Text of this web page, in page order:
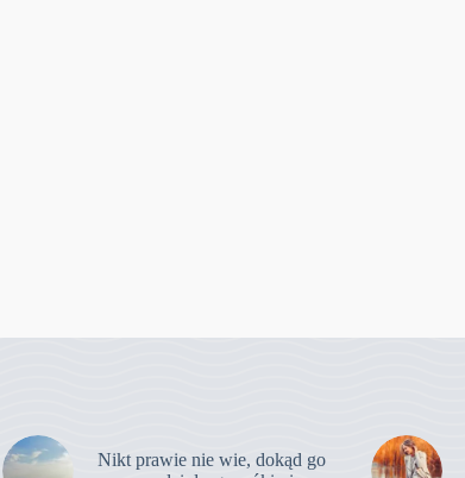
Nikt prawie nie wie, dokąd go